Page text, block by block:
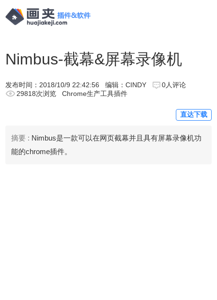
Nimbus-截幕&屏幕录像机
发布时间： 2018/10/9 22:42:56 编辑：CINDY
0人评论
29818次浏览
Chrome生产工具插件
直达下载
摘要 : Nimbus是一款可以在网页截幕并且具有屏幕录像机功
能的chrome插件。